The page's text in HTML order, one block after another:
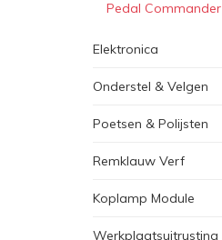
Pedal Commander
Elektronica
Onderstel & Velgen
Poetsen & Polijsten
Remklauw Verf
Koplamp Module
Werkplaatsuitrusting